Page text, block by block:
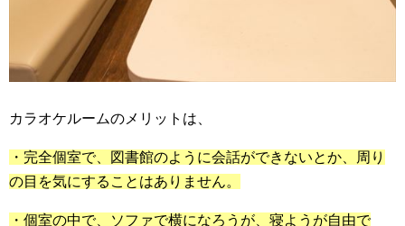
カラオケルームのメリットは、
・完全個室で、図書館のように会話ができないとか、周り
の目を気にすることはありません。
・個室の中で、ソファで横になろうが、寝ようが自由で